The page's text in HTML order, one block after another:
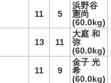
11 5
浜野谷
憲尚
(60.0kg)
13 11
大庭 和
弥
(60.0kg)
11 9
金子 光
希
(60.0kg)